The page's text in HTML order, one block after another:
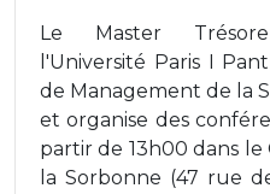
Le Master
l'Université Paris I
de Management de la
et organise des
partir de 13h00 dans
la Sorbonne (47 rue